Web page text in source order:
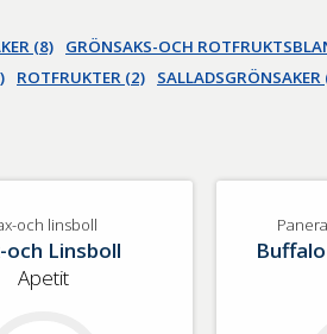
(8) GRÖNSAKS-OCH
ROTFRUKTER (2) SALLADSGRÖNSAKER
och linsboll
och Linsboll
Apetit